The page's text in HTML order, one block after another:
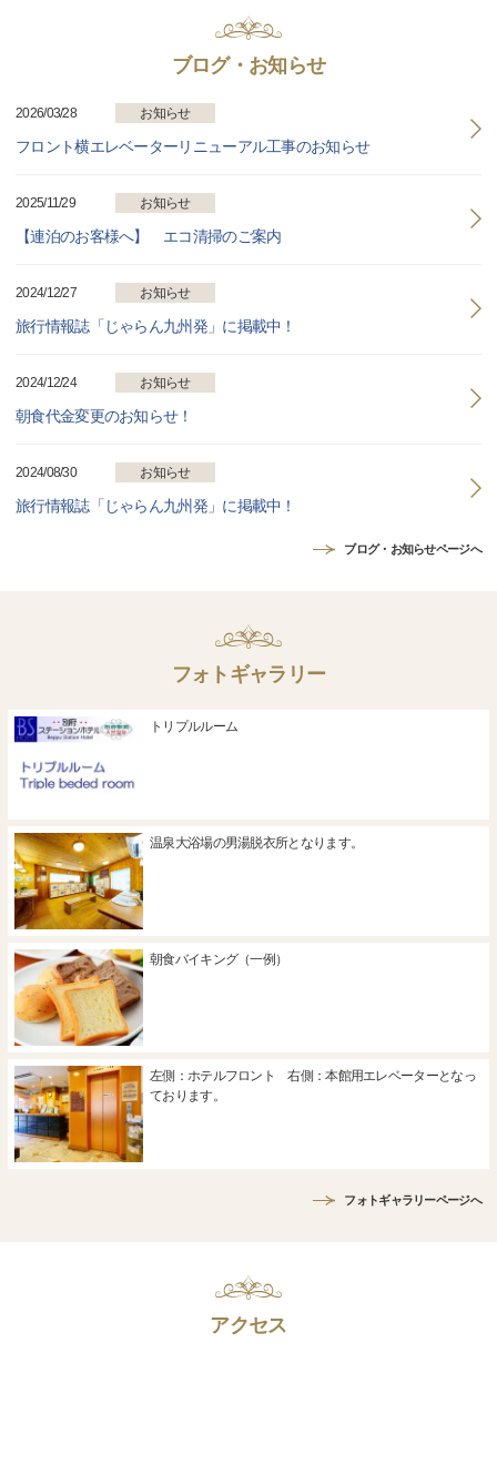
ブログ・お知らせ
2026/03/28 お知らせ
フロント横エレベーターリニューアル工事のお知らせ
2025/11/29 お知らせ
【連泊のお客様へ】 エコ清掃のご案内
2024/12/27 お知らせ
旅行情報誌「じゃらん九州発」に掲載中！
2024/12/24 お知らせ
朝食代金変更のお知らせ！
2024/08/30 お知らせ
旅行情報誌「じゃらん九州発」に掲載中！
ブログ・お知らせページへ
フォトギャラリー
トリプルルーム
温泉大浴場の男湯脱衣所となります。
朝食バイキング（一例）
左側：ホテルフロント 右側：本館用エレベーターとなっ
ております。
フォトギャラリーページへ
アクセス